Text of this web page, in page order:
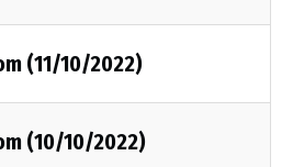
(11/10/2022)
(10/10/2022)